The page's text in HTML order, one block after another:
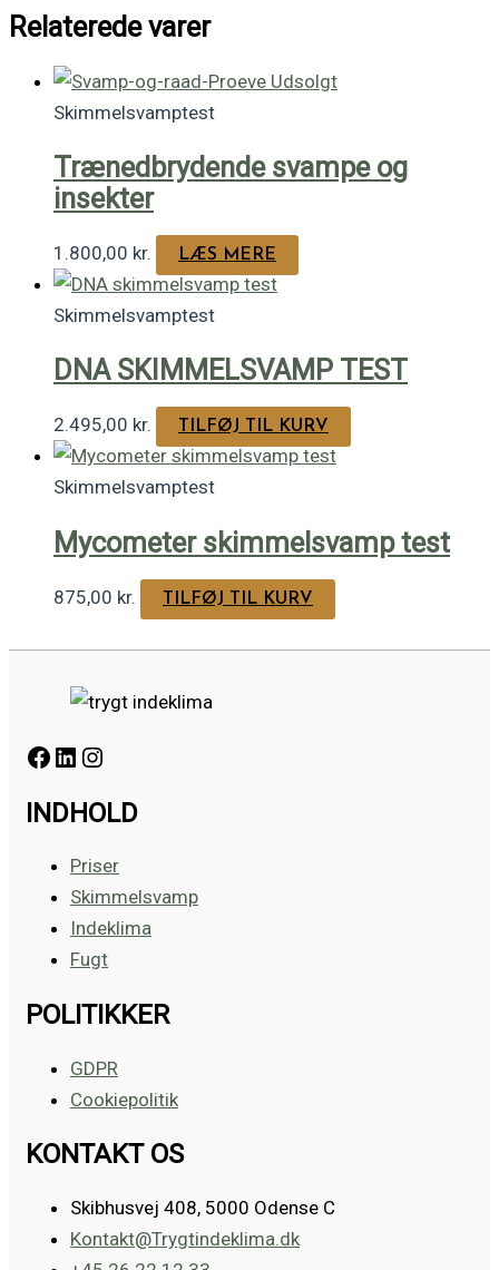
Relaterede varer
Udsolgt
Skimmelsvamptest
Trænedbrydende svampe og
insekter
1.800,00 kr. LÆS MERE
Skimmelsvamptest
DNA SKIMMELSVAMP TEST
2.495,00 kr. TILFØJ TIL KURV
Skimmelsvamptest
Mycometer skimmelsvamp test
875,00 kr. TILFØJ TIL KURV
INDHOLD
Priser
Skimmelsvamp
Indeklima
Fugt
POLITIKKER
GDPR
Cookiepolitik
KONTAKT OS
Skibhusvej 408, 5000 Odense C
Kontakt@Trygtindeklima.dk